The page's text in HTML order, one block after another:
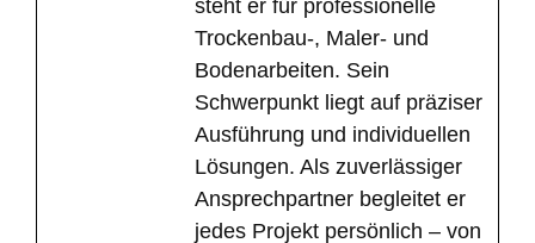
steht er für professionelle
Trockenbau-, Maler- und
Bodenarbeiten. Sein
Schwerpunkt liegt auf präziser
Ausführung und individuellen
Lösungen. Als zuverlässiger
Ansprechpartner begleitet er
jedes Projekt persönlich – von